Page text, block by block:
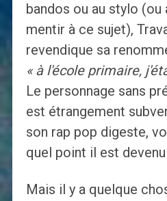
bandos ou au stylo
mentir à ce sujet),
revendique sa
« à l'école primaire,
Le personnage sans
est étrangement
son rap pop digeste,
quel point il est
Mais il y a quelque